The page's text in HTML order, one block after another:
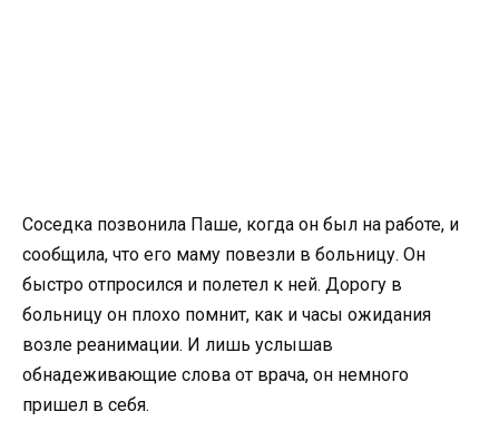
Соседка позвонила Паше, когда он был на работе, и
сообщила, что его маму повезли в больницу. Он
быстро отпросился и полетел к ней. Дорогу в
больницу он плохо помнит, как и часы ожидания
возле реанимации. И лишь услышав
обнадеживающие слова от врача, он немного
пришел в себя.